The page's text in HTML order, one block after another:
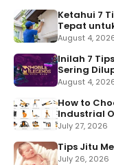
Ketahui 7
Tepat
August 4,
Inilah 7
Sering
August 4,
How to
Industrial
July 27, 2026
Tips Jitu
July 26, 2026